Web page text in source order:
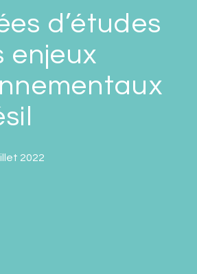
d’études
enjeux
2022